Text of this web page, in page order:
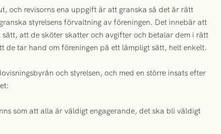
och revisorns ena uppgift är att granska så det är rätt
styrelsens förvaltning av föreningen. Det innebär att
att de sköter skatter och avgifter och betalar dem i rätt
tar hand om föreningen på ett lämpligt sätt, helt enkelt.
och styrelsen, och med en större insats efter
som att alla är väldigt engagerande, det ska bli väldigt